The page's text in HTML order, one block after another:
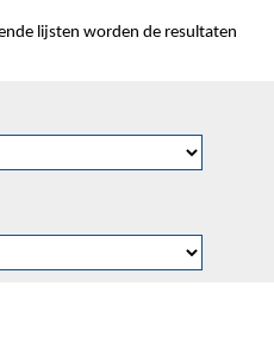
lijsten worden de resultaten